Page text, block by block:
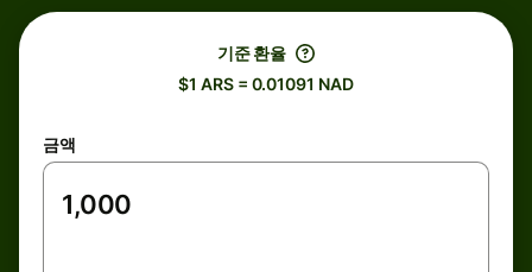
기준 환율
$1 ARS = 0.01091 NAD
금액